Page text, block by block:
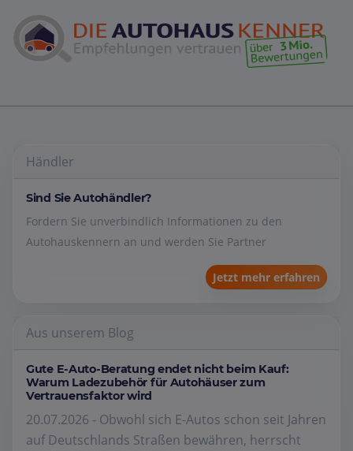
Händler
Sind Sie Autohändler?
Fordern Sie unverbindlich Informationen zu den
Autohauskennern an und werden Sie Partner
Jetzt mehr erfahren
Aus unserem Blog
Gute E-Auto-Beratung endet nicht beim Kauf:
Warum Ladezubehör für Autohäuser zum
Vertrauensfaktor wird
20.07.2026 - Obwohl sich E-Autos schon seit Jahren
auf Deutschlands Straßen bewähren, herrscht